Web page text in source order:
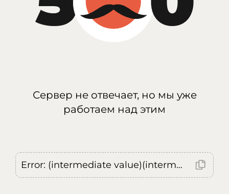
Сервер не отвечает, но мы уже
работаем над этим
Error: (intermediate value)(intermediate value)(intermediate value).replaceAll is not a function